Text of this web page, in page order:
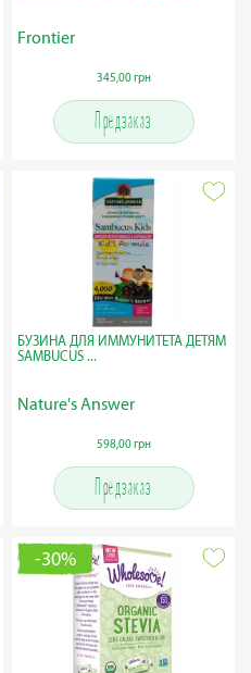
Frontier
345,00 грн
Предзаказ
БУЗИНА ДЛЯ ИММУНИТЕТА ДЕТЯМ
SAMBUCUS ...
Nature's Answer
598,00 грн
Предзаказ
-30%